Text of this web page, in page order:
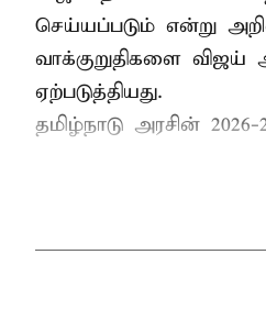
செய்யப்படும் என்று
வாக்குறுதிகளை விஜய்
ஏற்படுத்தியது.
தமிழ்நாடு அரசின்